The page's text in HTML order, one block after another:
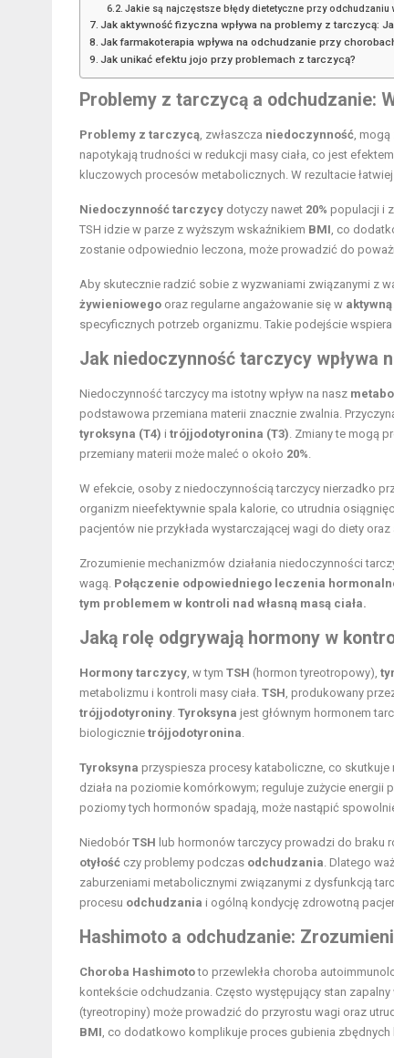
Jakie są najczęstsze błędy dietetyczne przy odchudzaniu
Jak aktywność fizyczna wpływa na problemy z tarczycą:
Jak farmakoterapia wpływa na odchudzanie przy
Jak unikać efektu jojo przy problemach z tarczycą?
Problemy z tarczycą a odchudzanie:
Problemy z tarczycą , zwłaszcza niedoczynność ,
napotykają trudności w redukcji masy ciała, co jest
kluczowych procesów metabolicznych. W rezultacie
Niedoczynność tarczycy dotyczy nawet 20% populacji i
TSH idzie w parze z wyższym wskaźnikiem BMI , co
zostanie odpowiednio leczona, może prowadzić do
Aby skutecznie radzić sobie z wyzwaniami związanymi z
żywieniowego oraz regularne angażowanie się w
specyficznych potrzeb organizmu. Takie podejście
Jak niedoczynność tarczycy wpływa
Niedoczynność tarczycy ma istotny wpływ na nasz
podstawowa przemiana materii znacznie zwalnia.
tyroksyna (T4) i trójjodotyronina (T3) . Zmiany te mogą
przemiany materii może maleć o około 20%
W efekcie, osoby z niedoczynnością tarczycy nierzadko
organizm nieefektywnie spala kalorie, co utrudnia
pacjentów nie przykłada wystarczającej wagi do diety
Zrozumienie mechanizmów działania niedoczynności
wagą. Połączenie odpowiedniego leczenia
tym problemem w kontroli nad własną masą ciała.
Jaką rolę odgrywają hormony w
Hormony tarczycy , w tym TSH (hormon tyreotropowy),
metabolizmu i kontroli masy ciała. TSH , produkowany
trójjodotyroniny Tyroksyna jest głównym hormonem
biologicznie trójjodotyronina
Tyroksyna przyspiesza procesy kataboliczne, co skutkuje
działa na poziomie komórkowym; reguluje zużycie energii
poziomy tych hormonów spadają, może nastąpić
Niedobór TSH lub hormonów tarczycy prowadzi do braku
otyłość czy problemy podczas odchudzania . Dlatego
zaburzeniami metabolicznymi związanymi z dysfunkcją
procesu odchudzania i ogólną kondycję zdrowotną
Hashimoto a odchudzanie:
Choroba Hashimototo przewlekła choroba
kontekście odchudzania. Często występujący stan zapalny
(tyreotropiny) może prowadzić do przyrostu wagi oraz
BMI , co dodatkowo komplikuje proces gubienia zbędnych